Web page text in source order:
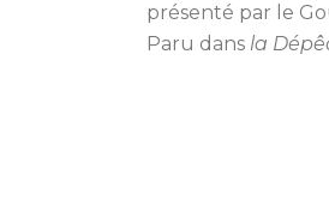
présenté par le
Paru dans la